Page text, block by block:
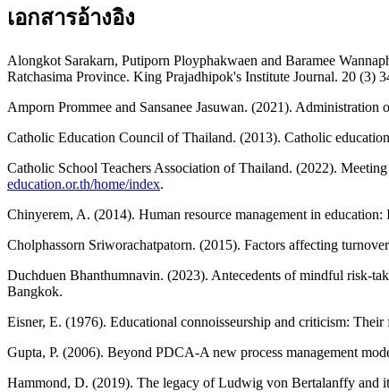
เอกสารอ้างอิง
Alongkot Sarakarn, Putiporn Ployphakwaen and Baramee
Ratchasima Province. King Prajadhipok's Institute Journal. 20 (3)
Amporn Prommee and Sansanee Jasuwan. (2021).
Catholic Education Council of Thailand. (2013). Catholic
Catholic School Teachers Association of Thailand. (2022).
education.or.th/home/index.
Chinyerem, A. (2014). Human resource management in
Cholphassorn Sriworachatpatorn. (2015). Factors affecting
Duchduen Bhanthumnavin. (2023). Antecedents of mindful risk-
Bangkok.
Eisner, E. (1976). Educational connoisseurship and criticism:
Gupta, P. (2006). Beyond PDCA-A new process management
Hammond, D. (2019). The legacy of Ludwig von Bertalanffy and